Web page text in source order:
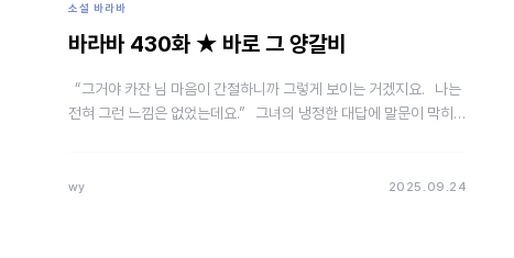
소설 바라바
바라바 430화 ★ 바로 그 양갈비
“그거야 카잔 님 마음이 간절하니까 그렇게 보이는 거겠지요. 나는
전혀 그런 느낌은 없었는데요.” 그녀의 냉정한 대답에 말문이 막히는
wy 2025.09.24